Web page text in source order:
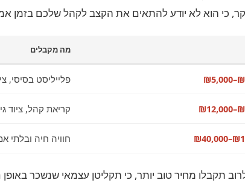
כי הוא לא יודע להתאים את הקצב לקהל שלכם בזמן
מה מקבלים
פלייליסט בסיסי,
קריאת קהל, ציוד
חוויה חיה ובלתי
תקבלו מחיר טוב יותר, כי תקליטן עצמאי שנשכר